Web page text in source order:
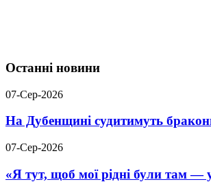
Останні новини
07-Сер-2026
На Дубенщині судитимуть
07-Сер-2026
«Я тут, щоб мої рідні були там —